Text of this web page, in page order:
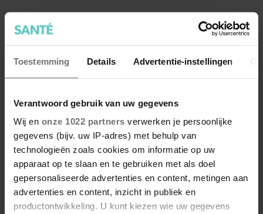
Toestemming Details Advertentie-instellingen
Verantwoord gebruik van uw gegevens
Wij en onze 1022 partners verwerken je persoonlijke
gegevens (bijv. uw IP-adres) met behulp van
technologieën zoals cookies om informatie op uw
apparaat op te slaan en te gebruiken met als doel
gepersonaliseerde advertenties en content, metingen aan
advertenties en content, inzicht in publiek en
productontwikkeling. U kunt kiezen wie uw gegevens
Deze producten kun je beter
als huismerk kopen (en deze